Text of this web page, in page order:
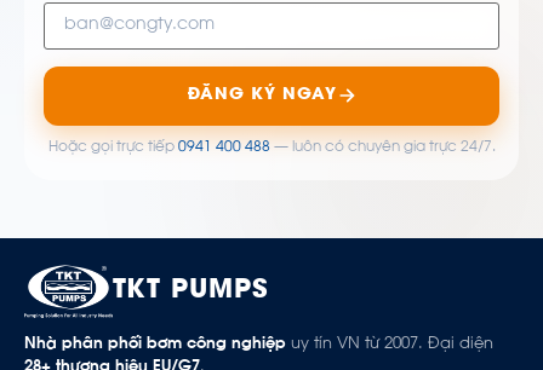
ĐĂNG KÝ NGAY
Hoặc gọi trực tiếp 0941 400 488— luôn có chuyên gia trực 24/7.
TKT PUMPS
Nhà phân phối bơm công nghiệp uy tín VN từ 2007. Đại diện
28+ thương hiệu EU/G7.